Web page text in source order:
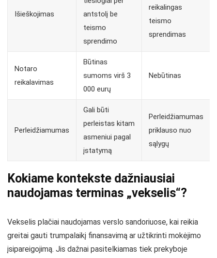
Išieškojimas
antstolį be
teismo
sprendimo
reikalingas
teismo
sprendimas
Notaro
reikalavimas
Būtinas
sumoms virš 3
000 eurų
Nebūtinas
Perleidžiamumas
Gali būti
perleistas kitam
asmeniui pagal
įstatymą
Perleidžiamumas
priklauso nuo
sąlygų
Kokiame kontekste dažniausiai
naudojamas terminas „vekselis“?
Vekselis plačiai naudojamas verslo sandoriuose, kai reikia
greitai gauti trumpalaikį finansavimą ar užtikrinti mokėjimo
įsipareigojimą. Jis dažnai pasitelkiamas tiek prekyboje